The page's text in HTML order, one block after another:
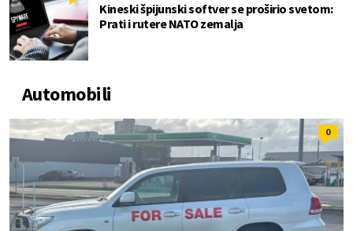
Kineski špijunski softver se proširio svetom:
Prati i rutere NATO zemalja
Automobili
0